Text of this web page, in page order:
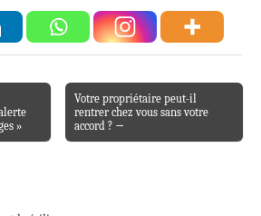
»
Votre propriétaire peut-il
rentrer chez vous sans votre
accord ? →